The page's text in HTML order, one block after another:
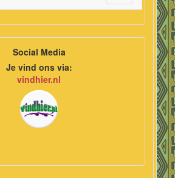
navigation
Social Media
Je vind ons via:
vindhier.nl